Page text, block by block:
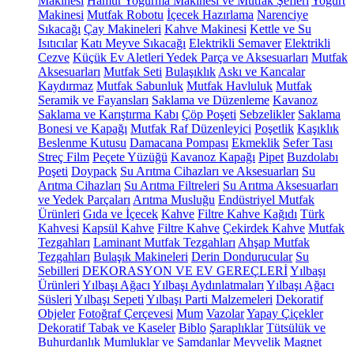
Makinesi Mutfak Robotu İçecek Hazırlama Narenciye
Sıkacağı Çay Makineleri Kahve Makinesi Kettle ve Su
Isıtıcılar Katı Meyve Sıkacağı Elektrikli Semaver Elektrikli
Cezve Küçük Ev Aletleri Yedek Parça ve Aksesuarları Mutfak
Aksesuarları Mutfak Seti Bulaşıklık Askı ve Kancalar
Kaydırmaz Mutfak Sabunluk Mutfak Havluluk Mutfak
Seramik ve Fayansları Saklama ve Düzenleme Kavanoz
Saklama ve Karıştırma Kabı Çöp Poşeti Sebzelikler Saklama
Bonesi ve Kapağı Mutfak Raf Düzenleyici Poşetlik Kaşıklık
Beslenme Kutusu Damacana Pompası Ekmeklik Sefer Tası
Streç Film Peçete Yüzüğü Kavanoz Kapağı Pipet Buzdolabı
Poşeti Doypack Su Arıtma Cihazları ve Aksesuarları Su
Arıtma Cihazları Su Arıtma Filtreleri Su Arıtma Aksesuarları
ve Yedek Parçaları Arıtma Musluğu Endüstriyel Mutfak
Ürünleri Gıda ve İçecek Kahve Filtre Kahve Kağıdı Türk
Kahvesi Kapsül Kahve Filtre Kahve Çekirdek Kahve Mutfak
Tezgahları Laminant Mutfak Tezgahları Ahşap Mutfak
Tezgahları Bulaşık Makineleri Derin Dondurucular Su
Sebilleri DEKORASYON VE EV GEREÇLERİYılbaşı
Ürünleri Yılbaşı Ağacı Yılbaşı Aydınlatmaları Yılbaşı Ağacı
Süsleri Yılbaşı Sepeti Yılbaşı Parti Malzemeleri Dekoratif
Objeler Fotoğraf Çerçevesi Mum VazolarYapay Çiçekler
Dekoratif Tabak ve Kaseler Biblo Şaraplıklar Tütsülük ve
Buhurdanlık Mumluklar ve Şamdanlar Meyvelik Magnet